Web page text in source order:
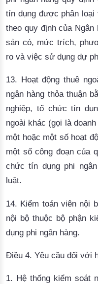
tín dụng được phân
theo quy định của
sản có, mức trích,
ro và việc sử dụng dự
13. Hoạt động thuê
ngân hàng thỏa thuận
nghiệp, tổ chức tín
ngoài khác (gọi là
một hoặc một số hoạt
một số công đoạn của
chức tín dụng phi
luật.
14. Kiểm toán viên nội
nội bộ thuộc bộ phận
dụng phi ngân hàng.
Điều 4. Yêu cầu đối với
1. Hệ thống kiểm soát